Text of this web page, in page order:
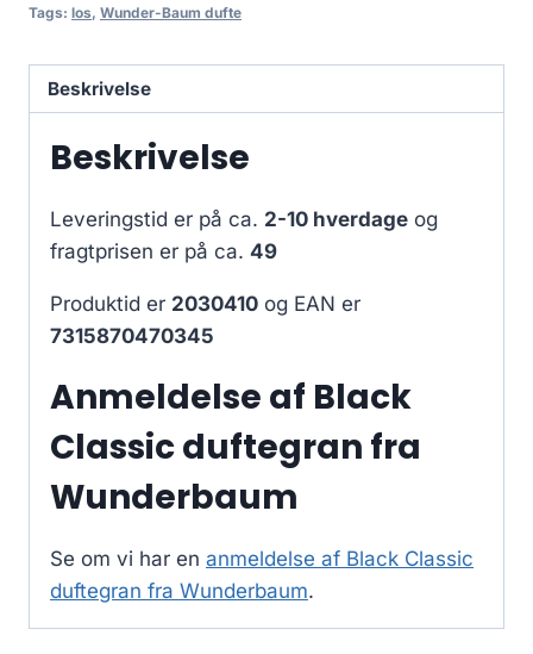
Tags: los, Wunder-Baum dufte
Beskrivelse
Beskrivelse
Leveringstid er på ca. 2-10 hverdage og
fragtprisen er på ca. 49
Produktid er 2030410 og EAN er
7315870470345
Anmeldelse af Black
Classic duftegran fra
Wunderbaum
Se om vi har en anmeldelse af Black Classic
duftegran fra Wunderbaum.